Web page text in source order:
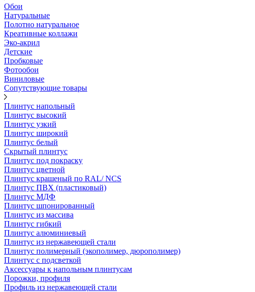
Обои
Натуральные
Полотно натуральное
Креативные коллажи
Эко-акрил
Детские
Пробковые
Фотообои
Виниловые
Сопутствующие товары
Плинтус напольный
Плинтус высокий
Плинтус узкий
Плинтус широкий
Плинтус белый
Скрытый плинтус
Плинтус под покраску
Плинтус цветной
Плинтус крашеный по RAL/ NCS
Плинтус ПВХ (пластиковый)
Плинтус МДФ
Плинтус шпонированный
Плинтус из массива
Плинтус гибкий
Плинтус алюминиевый
Плинтус из нержавеющей стали
Плинтус полимерный (экополимер, дюрополимер)
Плинтус с подсветкой
Аксессуары к напольным плинтусам
Порожки, профиля
Профиль из нержавеющей стали